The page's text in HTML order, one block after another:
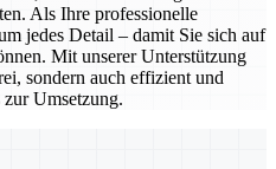
Als Ihre professionelle
jedes Detail – damit Sie sich auf
Mit unserer Unterstützung
sondern auch effizient und
Umsetzung.